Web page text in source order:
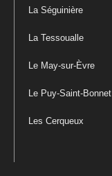
La Séguinière
La Tessoualle
Le May-sur-Èvre
Le Puy-Saint-Bonnet
Les Cerqueux